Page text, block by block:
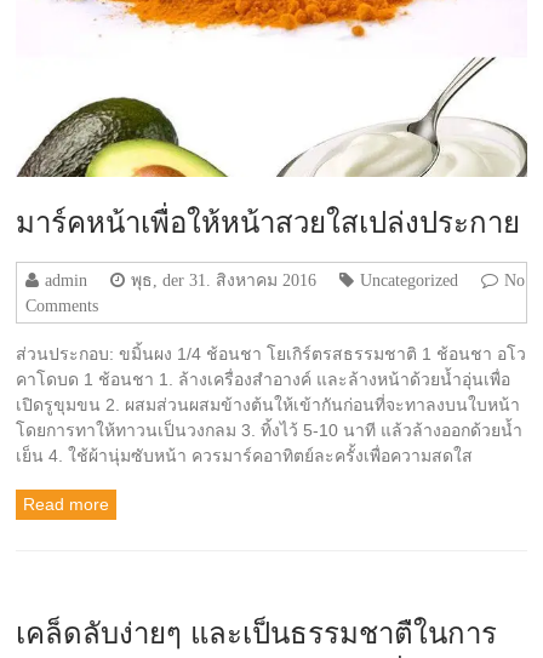
มาร์คหน้าเพื่อให้หน้าสวยใสเปล่งประกาย
admin พุธ, der 31. สิงหาคม 2016 Uncategorized
No
Comments
ส่วนประกอบ: ขมิ้นผง 1/4 ช้อนชา โยเกิร์ตรสธรรมชาติ 1 ช้อนชา อโว
คาโดบด 1 ช้อนชา 1. ล้างเครื่องสำอางค์ และล้างหน้าด้วยน้ำอุ่นเพื่อ
เปิดรูขุมขน 2. ผสมส่วนผสมข้างต้นให้เข้ากันก่อนที่จะทาลงบนใบหน้า
โดยการทาให้ทาวนเป็นวงกลม 3. ทิ้งไว้ 5-10 นาที แล้วล้างออกด้วยน้ำ
เย็น 4. ใช้ผ้านุ่มซับหน้า ควรมาร์คอาทิตย์ละครั้งเพื่อความสดใส
Read more
เคล็ดลับง่ายๆ และเป็นธรรมชาตืในการ